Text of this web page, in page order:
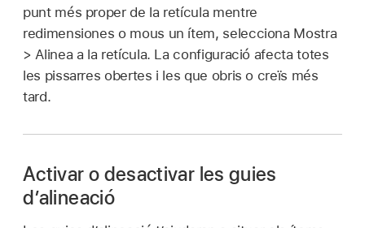
punt més proper de la retícula mentre
redimensiones o mous un ítem, selecciona Mostra
> Alinea a la retícula. La configuració afecta totes
les pissarres obertes i les que obris o creïs més
tard.
Activar o desactivar les guies
d’alineació